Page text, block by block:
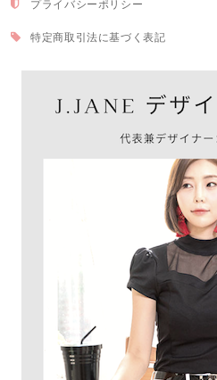
プライバシーポリシー
特定商取引法に基づく表記